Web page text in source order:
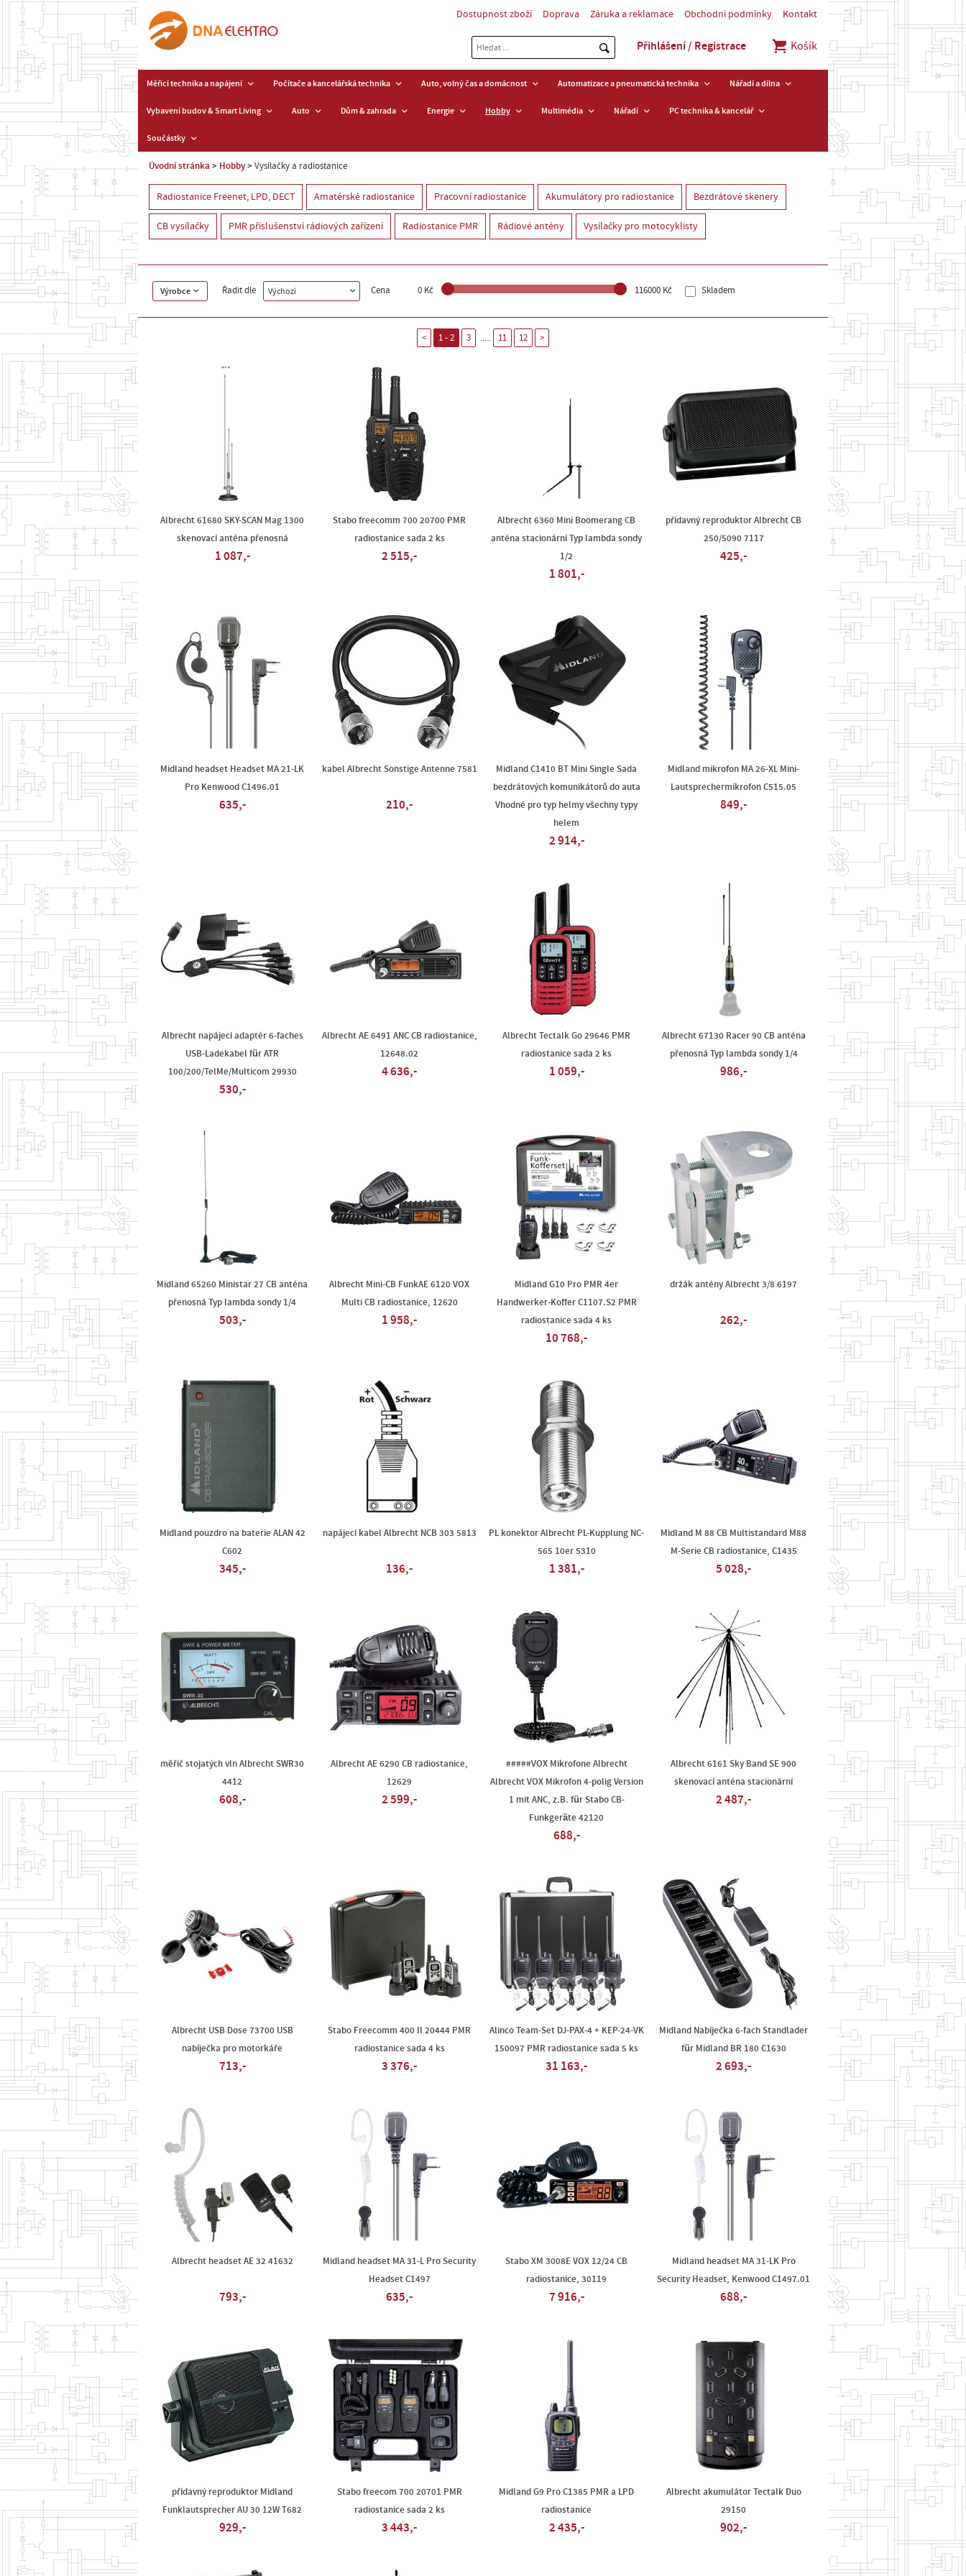
Dostupnost zboží Doprava Záruka a reklamace Obchodní podmínky Kontakt
Přihlášení / Registrace Košík
Měřicí technika a napájení Počítače a kancelářská technika Auto, volný čas a domácnost Automatizace a pneumatická technika Nářadí a dílna
Vybavení budov & Smart Living Auto Dům & zahrada Energie Hobby Multimédia Nářadí PC technika & kancelář
Součástky
Úvodní stránka Hobby Vysílačky a radiostanice
Radiostanice Freenet, LPD, DECT Amatérské radiostanice Pracovní radiostanice Akumulátory pro radiostanice Bezdrátové skenery
CB vysílačky PMR příslušenství rádiových zařízení Radiostanice PMR Rádiové antény Vysílačky pro motocyklisty
Výrobce Řadit dle Výchozí Cena 0 Kč 116000 Kč Skladem
< 1 - 2 3 ..... 11 12 >
Albrecht 61680 SKY-SCAN Mag 1300
skenovací anténa přenosná
1 087,-
Stabo freecomm 700 20700 PMR
radiostanice sada 2 ks
2 515,-
Albrecht 6360 Mini Boomerang CB
anténa stacionární Typ lambda sondy
1/2
1 801,-
přídavný reproduktor Albrecht CB
250/5090 7117
425,-
Midland headset Headset MA 21-LK
Pro Kenwood C1496.01
635,-
kabel Albrecht Sonstige Antenne 7581
210,-
Midland C1410 BT Mini Single Sada
bezdrátových komunikátorů do auta
Vhodné pro typ helmy všechny typy
helem
2 914,-
Midland mikrofon MA 26-XL Mini-
Lautsprechermikrofon C515.05
849,-
Albrecht napájecí adaptér 6-faches
USB-Ladekabel für ATR
100/200/TelMe/Multicom 29930
530,-
Albrecht AE 6491 ANC CB radiostanice,
12648.02
4 636,-
Albrecht Tectalk Go 29646 PMR
radiostanice sada 2 ks
1 059,-
Albrecht 67130 Racer 90 CB anténa
přenosná Typ lambda sondy 1/4
986,-
Midland 65260 Ministar 27 CB anténa
přenosná Typ lambda sondy 1/4
503,-
Albrecht Mini-CB FunkAE 6120 VOX
Multi CB radiostanice, 12620
1 958,-
Midland G10 Pro PMR 4er
Handwerker-Koffer C1107.S2 PMR
radiostanice sada 4 ks
10 768,-
držák antény Albrecht 3/8 6197
262,-
Midland pouzdro na baterie ALAN 42
C602
345,-
napájecí kabel Albrecht NCB 303 5813
136,-
PL konektor Albrecht PL-Kupplung NC-
565 10er 5310
1 381,-
Midland M 88 CB Multistandard M88
M-Serie CB radiostanice, C1435
5 028,-
měřič stojatých vln Albrecht SWR30
4412
608,-
Albrecht AE 6290 CB radiostanice,
12629
2 599,-
#####VOX Mikrofone Albrecht
Albrecht VOX Mikrofon 4-polig Version
1 mit ANC, z.B. für Stabo CB-
Funkgeräte 42120
688,-
Albrecht 6161 Sky Band SE 900
skenovací anténa stacionární
2 487,-
Albrecht USB Dose 73700 USB
nabíječka pro motorkáře
713,-
Stabo Freecomm 400 II 20444 PMR
radiostanice sada 4 ks
3 376,-
Alinco Team-Set DJ-PAX-4 + KEP-24-VK
150097 PMR radiostanice sada 5 ks
31 163,-
Midland Nabíječka 6-fach Standlader
für Midland BR 180 C1630
2 693,-
Albrecht headset AE 32 41632
793,-
Midland headset MA 31-L Pro Security
Headset C1497
635,-
Stabo XM 3008E VOX 12/24 CB
radiostanice, 30119
7 916,-
Midland headset MA 31-LK Pro
Security Headset, Kenwood C1497.01
688,-
přídavný reproduktor Midland
Funklautsprecher AU 30 12W T682
929,-
Stabo freecom 700 20701 PMR
radiostanice sada 2 ks
3 443,-
Midland G9 Pro C1385 PMR a LPD
radiostanice
2 435,-
Albrecht akumulátor Tectalk Duo
29150
902,-